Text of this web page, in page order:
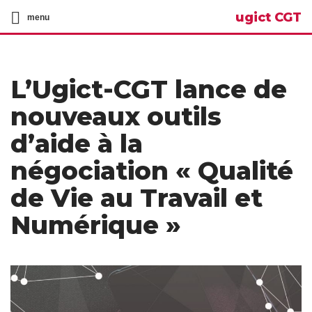
menu ugict CGT
L’Ugict-CGT lance de
nouveaux outils
d’aide à la
négociation « Qualité
de Vie au Travail et
Numérique »